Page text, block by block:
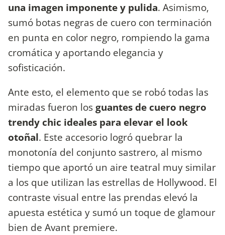
una imagen imponente y pulida. Asimismo,
sumó botas negras de cuero con terminación
en punta en color negro, rompiendo la gama
cromática y aportando elegancia y
sofisticación.
Ante esto, el elemento que se robó todas las
miradas fueron losguantes de cuero negro
trendy chic ideales para elevar el look
otoñal. Este accesorio logró quebrar la
monotonía del conjunto sastrero, al mismo
tiempo que aportó un aire teatral muy similar
a los que utilizan las estrellas de Hollywood. El
contraste visual entre las prendas elevó la
apuesta estética y sumó un toque de glamour
bien de Avant premiere.